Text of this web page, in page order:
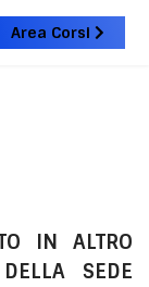
Area Corsi
IN ALTRO
SEDE